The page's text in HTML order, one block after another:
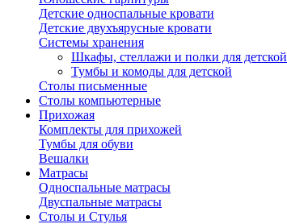
Детские односпальные кровати
Детские двухъярусные кровати
Системы хранения
Шкафы, стеллажи и полки для детской
Тумбы и комоды для детской
Столы письменные
Столы компьютерные
Прихожая
Комплекты для прихожей
Тумбы для обуви
Вешалки
Матрасы
Односпальные матрасы
Двуспальные матрасы
Столы и Стулья